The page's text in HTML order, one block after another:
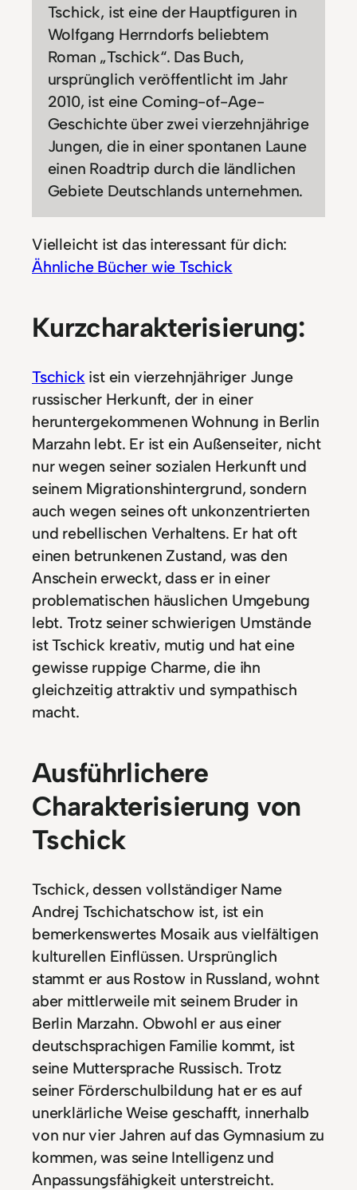
Tschick, ist eine der Hauptfiguren in
Wolfgang Herrndorfs beliebtem
Roman „Tschick“. Das Buch,
ursprünglich veröffentlicht im Jahr
2010, ist eine Coming-of-Age-
Geschichte über zwei vierzehnjährige
Jungen, die in einer spontanen Laune
einen Roadtrip durch die ländlichen
Gebiete Deutschlands unternehmen.
Vielleicht ist das interessant für dich:
Ähnliche Bücher wie Tschick
Kurzcharakterisierung:
Tschick ist ein vierzehnjähriger Junge
russischer Herkunft, der in einer
heruntergekommenen Wohnung in Berlin
Marzahn lebt. Er ist ein Außenseiter, nicht
nur wegen seiner sozialen Herkunft und
seinem Migrationshintergrund, sondern
auch wegen seines oft unkonzentrierten
und rebellischen Verhaltens. Er hat oft
einen betrunkenen Zustand, was den
Anschein erweckt, dass er in einer
problematischen häuslichen Umgebung
lebt. Trotz seiner schwierigen Umstände
ist Tschick kreativ, mutig und hat eine
gewisse ruppige Charme, die ihn
gleichzeitig attraktiv und sympathisch
macht.
Ausführlichere
Charakterisierung von
Tschick
Tschick, dessen vollständiger Name
Andrej Tschichatschow ist, ist ein
bemerkenswertes Mosaik aus vielfältigen
kulturellen Einflüssen. Ursprünglich
stammt er aus Rostow in Russland, wohnt
aber mittlerweile mit seinem Bruder in
Berlin Marzahn. Obwohl er aus einer
deutschsprachigen Familie kommt, ist
seine Muttersprache Russisch. Trotz
seiner Förderschulbildung hat er es auf
unerklärliche Weise geschafft, innerhalb
von nur vier Jahren auf das Gymnasium zu
kommen, was seine Intelligenz und
Anpassungsfähigkeit unterstreicht.